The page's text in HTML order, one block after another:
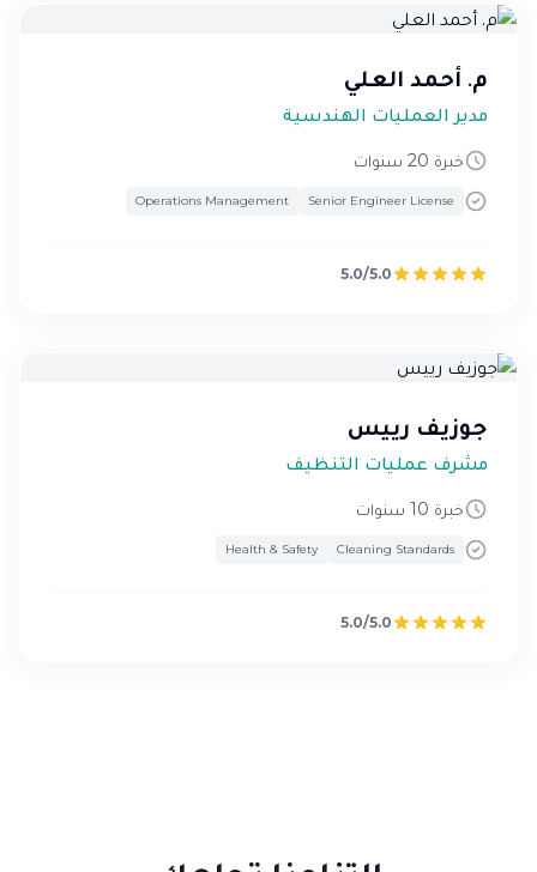
م. أحمد العلي
مدير العمليات الهندسية
خبرة 20 سنوات
Senior Engineer License
Operations Management
5.0/5.0
جوزيف رييس
مشرف عمليات التنظيف
خبرة 10 سنوات
Cleaning Standards
Health & Safety
5.0/5.0